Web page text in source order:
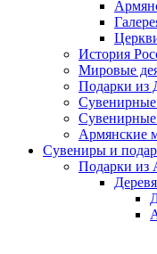
История
Мировые
Подарки из
Сувенирные
Армянские
Сувениры и
Подарки из